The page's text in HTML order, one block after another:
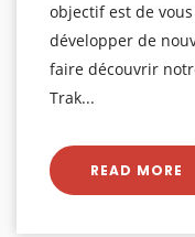
objectif est de
développer de
faire découvrir
Trak...
READ MORE